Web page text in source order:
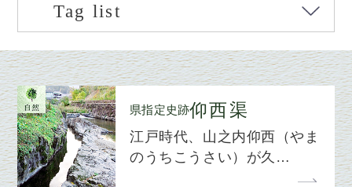
Tag list
県指定史跡仰西渠
江戸時代、山之内仰西（やま
のうちこうさい）が久…